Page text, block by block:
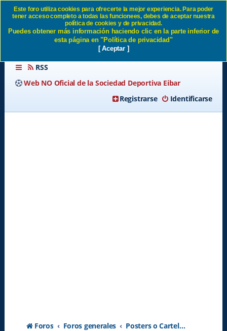
Posters o Carteles del Eibar
SD Eibar
RSS
Web NO Oficial de la Sociedad Deportiva Eibar
Identificarse
Registrarse
Foros Foros generales Posters o Carteles del Eibar
Este foro utiliza cookies para ofrecerte la mejor experiencia. Para poder
tener acceso completo a todas las funcionees, debes de aceptar nuestra
política de cookies y de privacidad.
Puedes obtener más información haciendo clic en la parte inferior de
esta página en "Política de privacidad"
[ Aceptar ]